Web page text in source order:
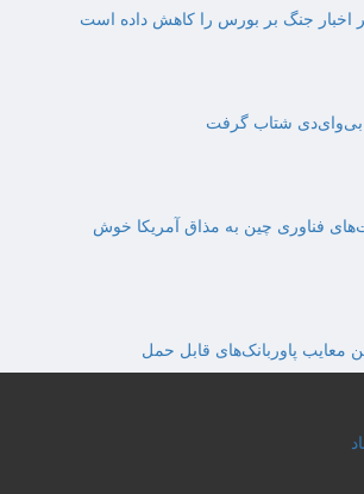
اخبار جنگ بر بورس را کاهش داده است
شتاب گرفت
فناوری چین به مذاق آمریکا خوش
معایب پاوربانک‌های قابل حمل